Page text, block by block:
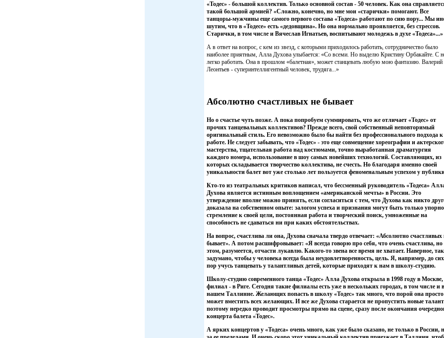
«Тодес» - большой коллектив. Только основной состав - 50 человек. Как она
такой большой армией? «Сложно, конечно, но мне мои «старички» помогают. Все
танцоры-мужчины еще самого первого состава «Тодеса» работают по сию пору... Мы
шутим, что в «Тодесе» есть «дедовщина». Но она нормально проявляется, без стрессов.
Старички, в том числе и Вячеслав Игнатьев, воспитывают молодежь в духе «Тодеса»...»
А в ответ на вопрос, с кем из звезд, с которыми приходилось работать, сотрудничество было
наиболее приятным, Алла Духова улыбается: «Со всеми. Но выделю Кристину Орбакайте. С
легко работать. Она в прошлом «балетная», может станцевать любую мою фантазию. Валерий
Леонтьев - суперинтеллигентный человек, трудяга...»
Абсолютно счастливых не бывает
Но о счастье чуть позже. А пока попробуем суммировать, что же отличает «Тодес» от
прочих танцевальных коллективов? Прежде всего, свой собственный неповторимый
оригинальный стиль. Его невозможно было бы найти без профессионального подхода к
работе. Не следует забывать, что «Тодес» - это еще совмещение хореографии и
мастерства, тщательная работа над костюмами, точно выработанная драматургия
каждого номера, использование в шоу самых новейших технологий. Составляющих, из
которых складывается творчество коллектива, не счесть. Но благодаря именно своей
уникальности балет вот уже столько лет пользуется феноменальным успехом у
Кто-то из театральных критиков написал, что бессменный руководитель «Тодеса»
Духова является истинным воплощением «американской мечты» в России. Это
утверждение вполне можно принять, если согласиться с тем, что Духова как никто
доказала на собственном опыте: залогом успеха и признания могут быть только
стремление к своей цели, постоянная работа и творческий поиск, умноженные на
способность не сдаваться ни при каких обстоятельствах.
На вопрос, счастлива ли она, Духова сначала твердо отвечает: «Абсолютно счастливых
бывает». А потом расшифровывает: «Я всегда говорю про себя, что очень счастлива,
этом, разумеется, отчасти лукавлю. Какого-то звена все время не хватает. Наверное, так
задумано, чтобы у человека всегда была неудовлетворенность, цель. Я, например, до сих
пор учусь танцевать у талантливых детей, которые приходят к нам в школу-студию.
Школу-студию современного танца «Тодес» Алла Духова открыла в 1998 году в Москве,
филиал - в Риге. Сегодня такие филиалы есть уже в нескольких городах, в том числе и в
нашем Таллинне. Желающих попасть в школу «Тодес» так много, что порой она просто
может вместить всех желающих. И все же Духова старается не пропустить новые
поэтому нередко проводит просмотры прямо на сцене, сразу после окончания
концерта балета «Тодес».
А ярких концертов у «Тодеса» очень много, как уже было сказано, не только в России,